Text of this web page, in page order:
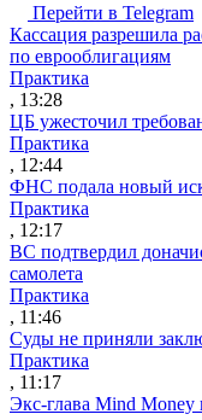
Перейти в Telegram
Кассация разрешила
по еврооблигациям
Практика
, 13:28
ЦБ ужесточил
Практика
, 12:44
ФНС подала новый
Практика
, 12:17
ВС подтвердил
самолета
Практика
, 11:46
Суды не приняли
Практика
, 11:17
Экс-глава Mind